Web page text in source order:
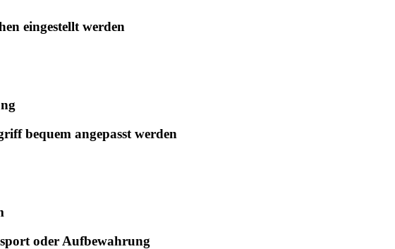
eingestellt werden
bequem angepasst werden
oder Aufbewahrung